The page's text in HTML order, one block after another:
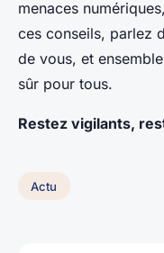
menaces
ces conseils, parlez
de vous, et
sûr pour tous.
Restez vigilants,
Actu